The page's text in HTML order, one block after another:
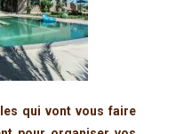
qui vont vous faire